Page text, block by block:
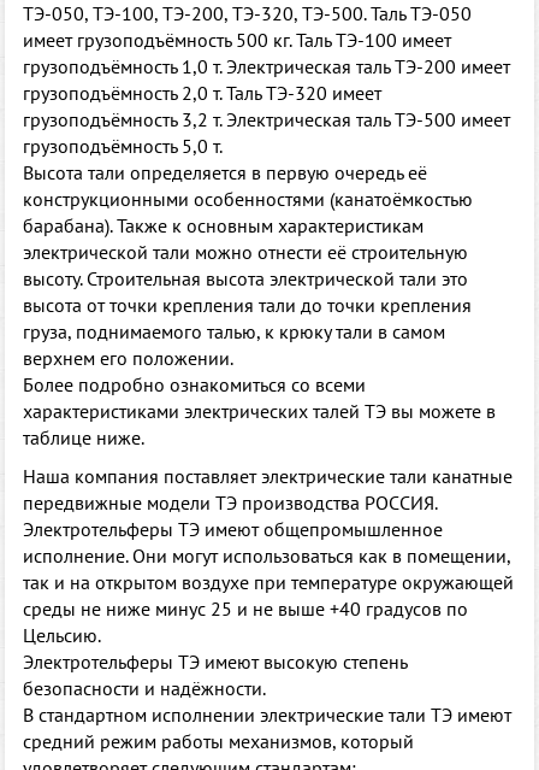
ТЭ-050, ТЭ-100, ТЭ-200, ТЭ-320, ТЭ-500. Таль ТЭ-050
имеет грузоподъёмность 500 кг. Таль ТЭ-100 имеет
грузоподъёмность 1,0 т. Электрическая таль ТЭ-200 имеет
грузоподъёмность 2,0 т. Таль ТЭ-320 имеет
грузоподъёмность 3,2 т. Электрическая таль ТЭ-500 имеет
грузоподъёмность 5,0 т.
Высота тали определяется в первую очередь её
конструкционными особенностями (канатоёмкостью
барабана). Также к основным характеристикам
электрической тали можно отнести её строительную
высоту. Строительная высота электрической тали это
высота от точки крепления тали до точки крепления
груза, поднимаемого талью, к крюку тали в самом
верхнем его положении.
Более подробно ознакомиться со всеми
характеристиками электрических талей ТЭ вы можете в
таблице ниже.
Наша компания поставляет электрические тали канатные
передвижные модели ТЭ производства РОССИЯ.
Электротельферы ТЭ имеют общепромышленное
исполнение. Они могут использоваться как в помещении,
так и на открытом воздухе при температуре окружающей
среды не ниже минус 25 и не выше +40 градусов по
Цельсию.
Электротельферы ТЭ имеют высокую степень
безопасности и надёжности.
В стандартном исполнении электрические тали ТЭ имеют
средний режим работы механизмов, который